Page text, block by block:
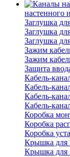
настенного
Заглушка
Заглушка
Заглушка
Зажим
Зажим
Защита
Кабель-
Кабель-
Кабель-
Кабель-
Коробка
Коробка
Коробка
Крышка для
Крышка для